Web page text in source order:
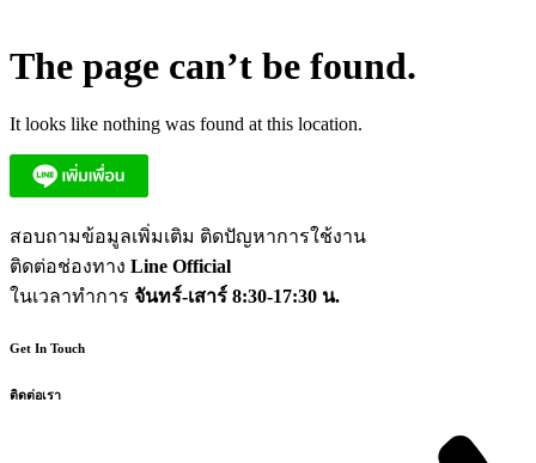
The page can’t be found.
It looks like nothing was found at this location.
สอบถามข้อมูลเพิ่มเติม ติดปัญหาการใช้งาน
ติดต่อช่องทาง Line Official
ในเวลาทำการ จันทร์-เสาร์ 8:30-17:30 น.
Get In Touch
ติดต่อเรา